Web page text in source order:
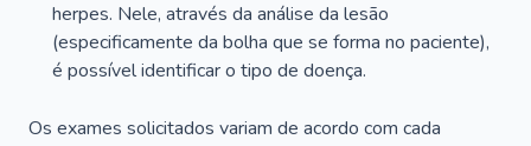
herpes. Nele, através da análise da lesão
(especificamente da bolha que se forma no paciente),
é possível identificar o tipo de doença.
Os exames solicitados variam de acordo com cada